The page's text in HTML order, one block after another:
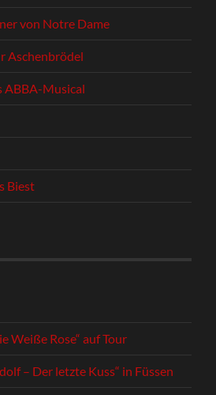
von Notre Dame
Aschenbrödel
ABBA-Musical
Biest
Weiße Rose“ auf Tour
– Der letzte Kuss“ in Füssen